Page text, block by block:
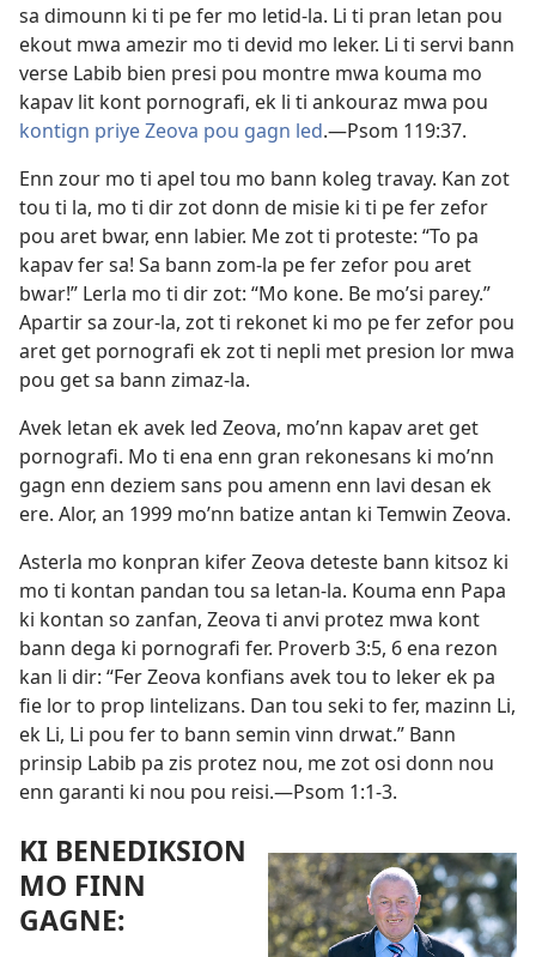
sa dimounn ki ti pe fer mo letid-la. Li ti pran letan pou
ekout mwa amezir mo ti devid mo leker. Li ti servi bann
verse Labib bien presi pou montre mwa kouma mo
kapav lit kont pornografi, ek li ti ankouraz mwa pou
kontign priye Zeova pou gagn led.​—Psom 119:37.
Enn zour mo ti apel tou mo bann koleg travay. Kan zot
tou ti la, mo ti dir zot donn de misie ki ti pe fer zefor
pou aret bwar, enn labier. Me zot ti proteste: “To pa
kapav fer sa! Sa bann zom-la pe fer zefor pou aret
bwar!” Lerla mo ti dir zot: “Mo kone. Be mo’si parey.”
Apartir sa zour-la, zot ti rekonet ki mo pe fer zefor pou
aret get pornografi ek zot ti nepli met presion lor mwa
pou get sa bann zimaz-la.
Avek letan ek avek led Zeova, mo’nn kapav aret get
pornografi. Mo ti ena enn gran rekonesans ki mo’nn
gagn enn deziem sans pou amenn enn lavi desan ek
ere. Alor, an 1999 mo’nn batize antan ki Temwin Zeova.
Asterla mo konpran kifer Zeova deteste bann kitsoz ki
mo ti kontan pandan tou sa letan-la. Kouma enn Papa
ki kontan so zanfan, Zeova ti anvi protez mwa kont
bann dega ki pornografi fer. Proverb 3:5, 6 ena rezon
kan li dir: “Fer Zeova konfians avek tou to leker ek pa
fie lor to prop lintelizans. Dan tou seki to fer, mazinn Li,
ek Li, Li pou fer to bann semin vinn drwat.” Bann
prinsip Labib pa zis protez nou, me zot osi donn nou
enn garanti ki nou pou reisi.​—Psom 1:1-3.
KI BENEDIKSION
MO FINN
GAGNE: